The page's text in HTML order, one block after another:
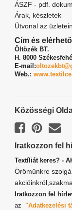
ÁSZF - pdf.
Árak, készletek
Útvonal az
Cím és
Öltözék BT.
H. 8000
E-mail:
Web.:
Közösségi
Iratkozzon fel
Textíliát keres? -
Örömünkre
Iratkozzon fel
az "Adatkezelési